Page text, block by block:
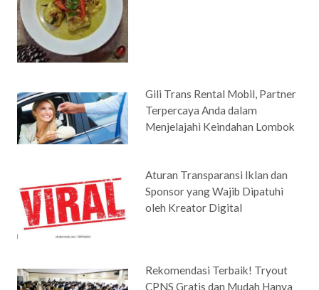
Gili Trans Rental Mobil, Partner
Terpercaya Anda dalam
Menjelajahi Keindahan Lombok
Aturan Transparansi Iklan dan
Sponsor yang Wajib Dipatuhi
oleh Kreator Digital
Rekomendasi Terbaik! Tryout
CPNS Gratis dan Mudah Hanya